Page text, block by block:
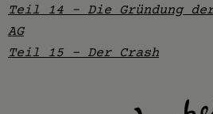
Teil 14 - Die Gründung
AG
Teil 15 - Der Crash